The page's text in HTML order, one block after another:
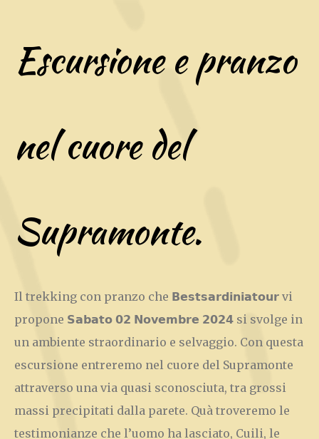
Escursione e pranzo
nel cuore del
Supramonte.
Il trekking con pranzo che 𝗕𝗲𝘀𝘁𝘀𝗮𝗿𝗱𝗶𝗻𝗶𝗮𝘁𝗼𝘂𝗿 vi
propone 𝗦𝗮𝗯𝗮𝘁𝗼 𝟬𝟮 𝗡𝗼𝘃𝗲𝗺𝗯𝗿𝗲 𝟮𝟬𝟮𝟰 si svolge in
un ambiente straordinario e selvaggio. Con questa
escursione entreremo nel cuore del Supramonte
attraverso una via quasi sconosciuta, tra grossi
massi precipitati dalla parete. Quà troveremo le
testimonianze che l’uomo ha lasciato, Cuili, le